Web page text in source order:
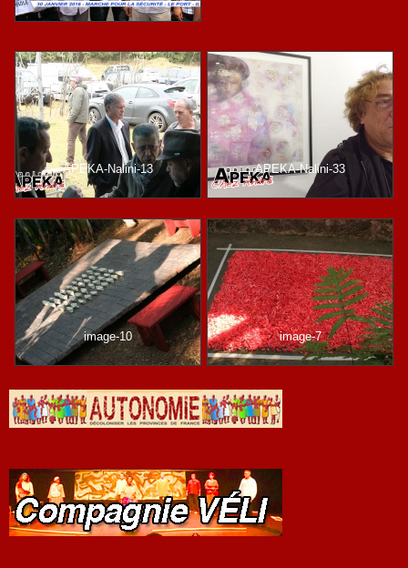
APEKA-Nalini-13 APEKA-Nalini-33
image-10 image-7